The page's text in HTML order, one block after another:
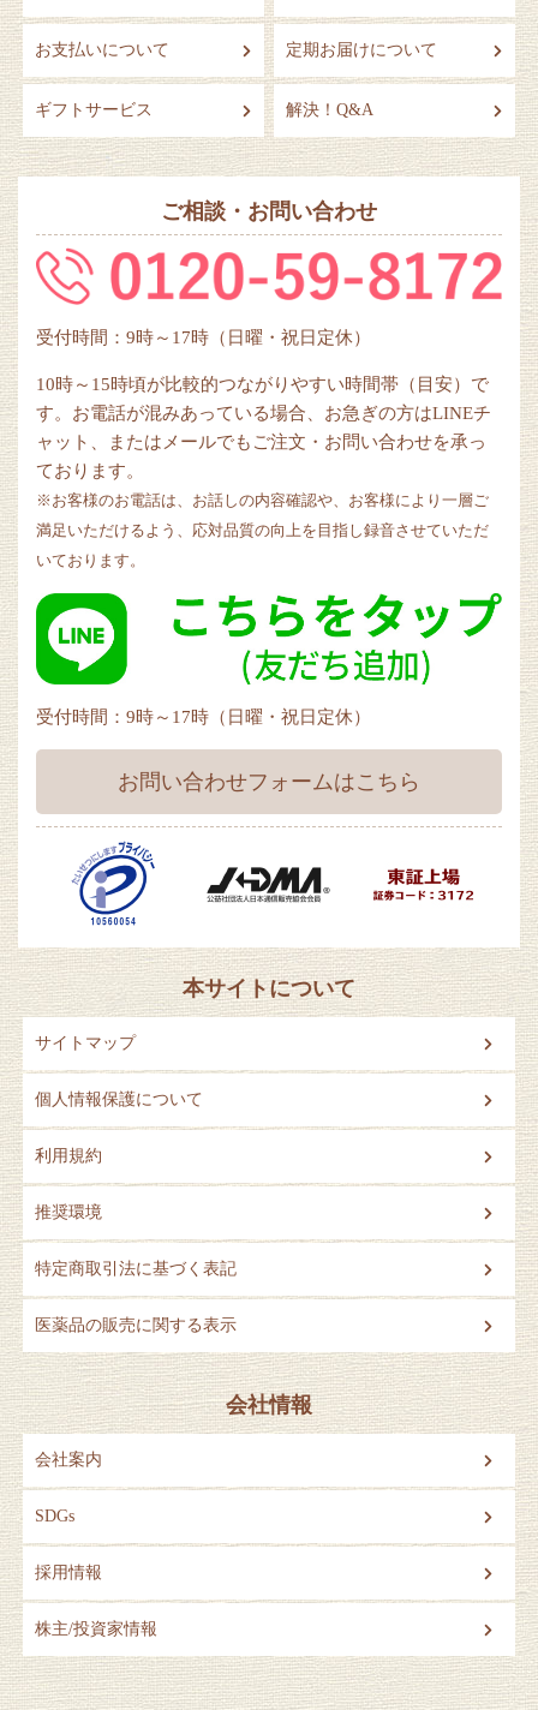
お支払いについて 定期お届けについて
ギフトサービス 解決！Q&A
ご相談・お問い合わせ
受付時間：9時～17時（日曜・祝日定休）
10時～15時頃が比較的つながりやすい時間帯（目安）で
す。お電話が混みあっている場合、お急ぎの方はLINEチ
ャット、またはメールでもご注文・お問い合わせを承っ
ております。
※お客様のお電話は、お話しの内容確認や、お客様により一層ご
満足いただけるよう、応対品質の向上を目指し録音させていただ
いております。
受付時間：9時～17時（日曜・祝日定休）
お問い合わせフォームはこちら
本サイトについて
サイトマップ
個人情報保護について
利用規約
推奨環境
特定商取引法に基づく表記
医薬品の販売に関する表示
会社情報
会社案内
SDGs
採用情報
株主/投資家情報